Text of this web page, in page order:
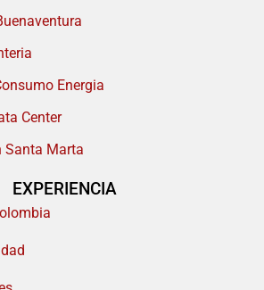
Energia
Center
Santa Marta
EXPERIENCIA